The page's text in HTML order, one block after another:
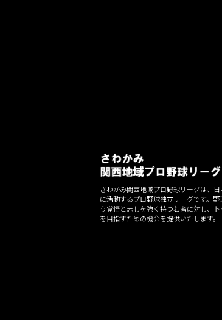
さわかみ関西地域プロ野球リーグは、
に活動するプロ野球独立リーグです。
う覚悟と志しを強く持つ若者に対し、
を目指すための機会を提供いたします。